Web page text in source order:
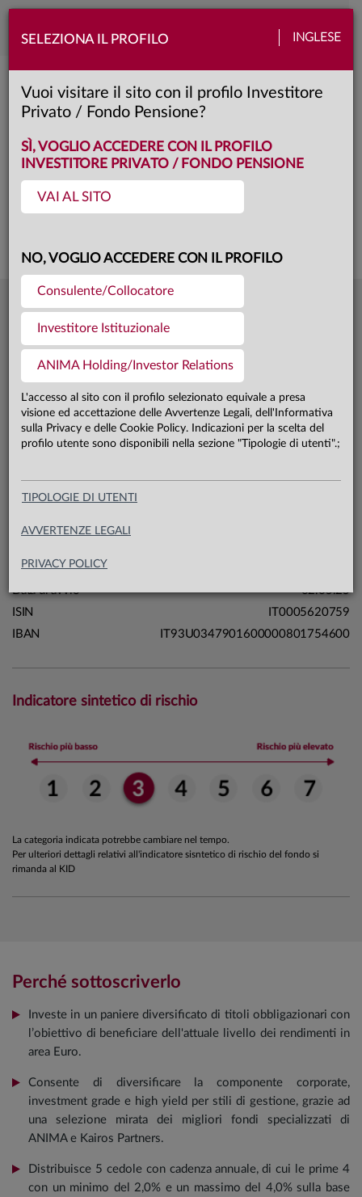
SELEZIONA IL PROFILO INGLESE
Vuoi visitare il sito con il profilo Investitore
Privato / Fondo Pensione?
SÌ, VOGLIO ACCEDERE CON IL PROFILO
INVESTITORE PRIVATO / FONDO PENSIONE
VAI AL SITO
NO, VOGLIO ACCEDERE CON IL PROFILO
Consulente/Collocatore
Investitore Istituzionale
ANIMA Holding/Investor Relations
L'accesso al sito con il profilo selezionato equivale a presa
visione ed accettazione delle Avvertenze Legali, dell'Informativa
sulla Privacy e delle Cookie Policy. Indicazioni per la scelta del
profilo utente sono disponibili nella sezione "Tipologie di utenti".;
TIPOLOGIE DI UTENTI
AVVERTENZE LEGALI
PRIVACY POLICY
Toggle
Anima Traguardo Flessibile 2030 III
Classe: C
Questa è una comunicazione di marketing. Si prega di consultare il prospetto e
Ultima quota
31.07.26
Patrimonio fondo 31.07.26
Patrimonio classe C 31.07.26
Carta di identità
Linea
Soluzioni
Sistema
Macrocategoria
Domicilio
Data di avvio
02.05.25
ISIN
IT0005620759
IBAN
IT93U0347901600000801754600
Indicatore sintetico di rischio
La categoria indicata potrebbe cambiare nel tempo.
Per ulteriori dettagli relativi all'indicatore sisntetico di rischio del fondo si
rimanda al KID
Perché sottoscriverlo
Investe in un paniere diversificato di titoli obbligazionari con
l’obiettivo di beneficiare dell'attuale livello dei rendimenti in
area Euro.
Consente di diversificare la componente corporate,
investment grade e high yield per stili di gestione, grazie ad
una selezione mirata dei migliori fondi specializzati di
ANIMA e Kairos Partners.
Distribuisce 5 cedole con cadenza annuale, di cui le prime 4
con un minimo del 2,0% e un massimo del 4,0% sulla base